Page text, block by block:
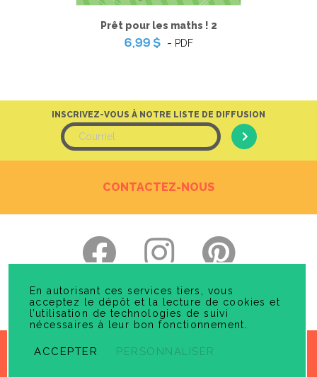
Prêt pour les maths ! 2
6,99 $
- PDF
INSCRIVEZ-VOUS À NOTRE LISTE DE DIFFUSION
CONTACTEZ-NOUS
Politique de Confidentialité
En autorisant ces services tiers, vous
acceptez le dépôt et la lecture de cookies et
l’utilisation de technologies de suivi
nécessaires à leur bon fonctionnement.
ACCEPTER PERSONNALISER